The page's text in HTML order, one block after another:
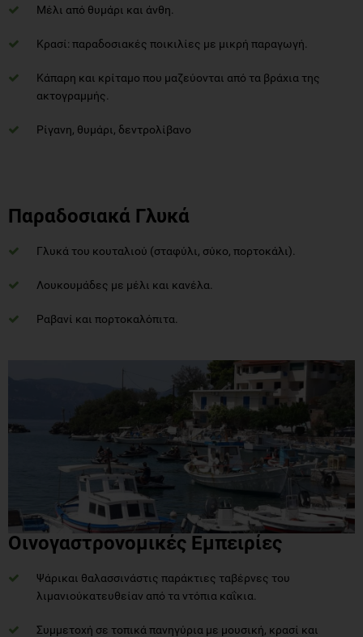
Μέλι από θυμάρι και άνθη.
Κρασί: παραδοσιακές ποικιλίες με μικρή παραγωγή.
Κάπαρη και κρίταμο που μαζεύονται από τα βράχια της
ακτογραμμής.
Ρίγανη, θυμάρι, δεντρολίβανο
Παραδοσιακά Γλυκά
Γλυκά του κουταλιού (σταφύλι, σύκο, πορτοκάλι).
Λουκουμάδες με μέλι και κανέλα.
Ραβανί και πορτοκαλόπιτα.
Οινογαστρονομικές Εμπειρίες
Ψάρικαι θαλασσινάστις παράκτιες ταβέρνες του
λιμανιούκατευθείαν από τα ντόπια καΐκια.
Συμμετοχή σε τοπικά πανηγύρια με μουσική, κρασί και